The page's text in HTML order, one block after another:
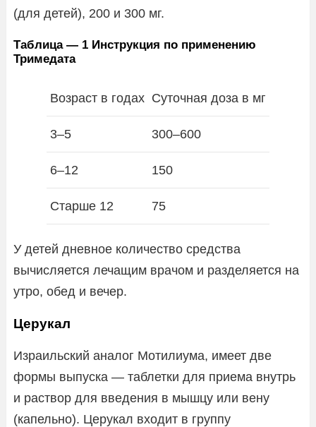
(для детей), 200 и 300 мг.
Таблица — 1 Инструкция по применению
Тримедата
Возраст в годах Суточная доза в мг
3–5 300–600
6–12 150
Старше 12 75
У детей дневное количество средства
вычисляется лечащим врачом и разделяется на
утро, обед и вечер.
Церукал
Израильский аналог Мотилиума, имеет две
формы выпуска — таблетки для приема внутрь
и раствор для введения в мышцу или вену
(капельно). Церукал входит в группу